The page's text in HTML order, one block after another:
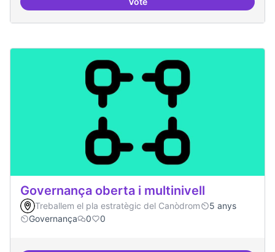
Grades democràtiques
Governança oberta i multinivell
Treballem el pla estratègic del Canòdrom
5 anys
Governança
0 0